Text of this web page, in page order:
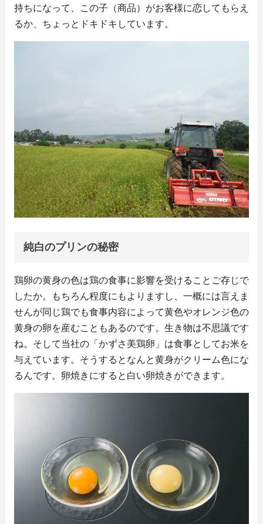
持ちになって、この子（商品）がお客様に恋してもらえ
るか、ちょっとドキドキしています。
純白のプリンの秘密
鶏卵の黄身の色は鶏の食事に影響を受けることご存じで
したか。もちろん程度にもよりますし、一概には言えま
せんが同じ鶏でも食事内容によって黄色やオレンジ色の
黄身の卵を産むこともあるのです。生き物は不思議です
ね。そして当社の「かずさ美鶏卵」は食事としてお米を
与えています。そうするとなんと黄身がクリーム色にな
るんです。卵焼きにすると白い卵焼きができます。